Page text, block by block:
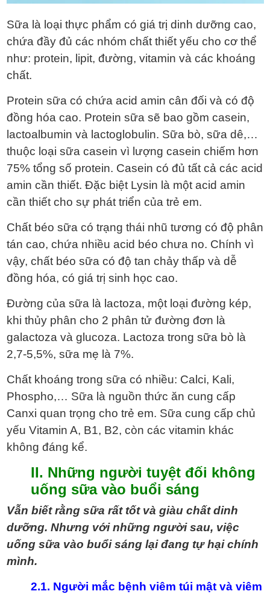
Sữa là loại thực phẩm có giá trị dinh dưỡng cao,
chứa đầy đủ các nhóm chất thiết yếu cho cơ thể
như: protein, lipit, đường, vitamin và các khoáng
chất.
Protein sữa có chứa acid amin cân đối và có độ
đồng hóa cao. Protein sữa sẽ bao gồm casein,
lactoalbumin và lactoglobulin. Sữa bò, sữa dê,…
thuộc loại sữa casein vì lượng casein chiếm hơn
75% tổng số protein. Casein có đủ tất cả các acid
amin cần thiết. Đặc biệt Lysin là một acid amin
cần thiết cho sự phát triển của trẻ em.
Chất béo sữa có trạng thái nhũ tương có độ phân
tán cao, chứa nhiều acid béo chưa no. Chính vì
vậy, chất béo sữa có độ tan chảy thấp và dễ
đồng hóa, có giá trị sinh học cao.
Đường của sữa là lactoza, một loại đường kép,
khi thủy phân cho 2 phân tử đường đơn là
galactoza và glucoza. Lactoza trong sữa bò là
2,7-5,5%, sữa mẹ là 7%.
Chất khoáng trong sữa có nhiều: Calci, Kali,
Phospho,… Sữa là nguồn thức ăn cung cấp
Canxi quan trọng cho trẻ em. Sữa cung cấp chủ
yếu Vitamin A, B1, B2, còn các vitamin khác
không đáng kể.
II. Những người tuyệt đối không
uống sữa vào buổi sáng
Vẫn biết rằng sữa rất tốt và giàu chất dinh
dưỡng. Nhưng với những người sau, việc
uống sữa vào buổi sáng lại đang tự hại chính
mình.
2.1. Người mắc bệnh viêm túi mật và viêm